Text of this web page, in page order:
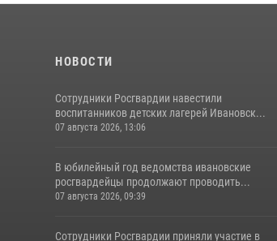
НОВОСТИ
Сотрудники Росгвардии навестили
воспитанников детских лагерей Ивановск...
07 августа 2026, 13:06
В юбилейный год ведомства ивановские
росгвардейцы продолжают проводить...
07 августа 2026, 09:39
Сотрудники Росгвардии приняли участие в